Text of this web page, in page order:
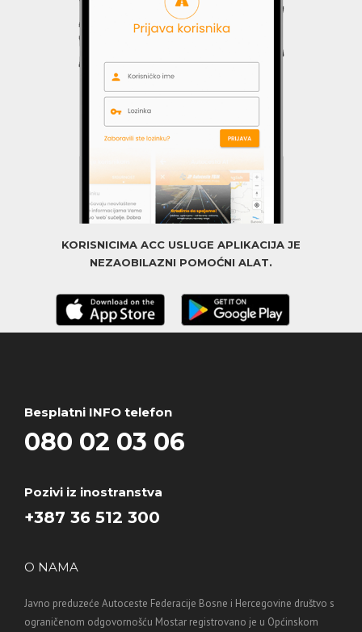
KORISNICIMA ACC USLUGE APLIKACIJA JE
NEZAOBILAZNI POMOĆNI ALAT.
Besplatni INFO telefon
080 02 03 06
Pozivi iz inostranstva
+387 36 512 300
O NAMA
Javno preduzeće Autoceste Federacije Bosne i Hercegovine društvo s
ograničenom odgovornošću Mostar registrovano je u Općinskom